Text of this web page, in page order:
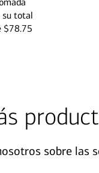
su total
$78.75
sobre las